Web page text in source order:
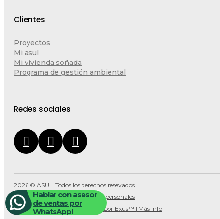
Clientes
Proyectos
Mi asul
Mi vivienda soñada
Programa de gestión ambiental
Redes sociales
2026 © ASUL. Todos los derechos resevados
Política de tratamiento de datos personales
Diseñado por Exus™|Diseñado por Exus™ | Más Info
Hablar con asesor
de ventas por
WhatsApp!